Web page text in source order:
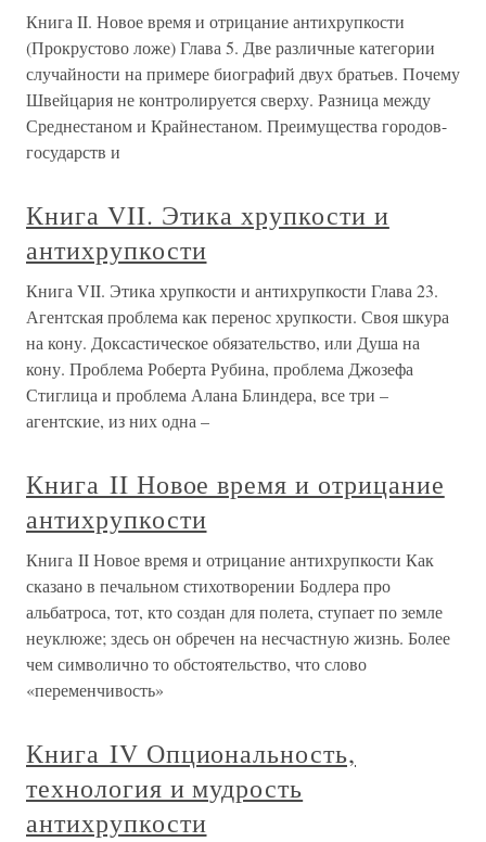
Книга II. Новое время и отрицание антихрупкости
(Прокрустово ложе) Глава 5. Две различные категории
случайности на примере биографий двух братьев. Почему
Швейцария не контролируется сверху. Разница между
Среднестаном и Крайнестаном. Преимущества городов-
государств и
Книга VII. Этика хрупкости и
антихрупкости
Книга VII. Этика хрупкости и антихрупкости Глава 23.
Агентская проблема как перенос хрупкости. Своя шкура
на кону. Доксастическое обязательство, или Душа на
кону. Проблема Роберта Рубина, проблема Джозефа
Стиглица и проблема Алана Блиндера, все три –
агентские, из них одна –
Книга II Новое время и отрицание
антихрупкости
Книга II Новое время и отрицание антихрупкости Как
сказано в печальном стихотворении Бодлера про
альбатроса, тот, кто создан для полета, ступает по земле
неуклюже; здесь он обречен на несчастную жизнь. Более
чем символично то обстоятельство, что слово
«переменчивость»
Книга IV Опциональность,
технология и мудрость
антихрупкости